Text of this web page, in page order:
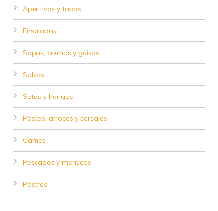
Aperitivos y tapas
Ensaladas
Sopas, cremas y guisos
Salsas
Setas y hongos
Pastas, arroces y cereales
Carnes
Pescados y mariscos
Postres